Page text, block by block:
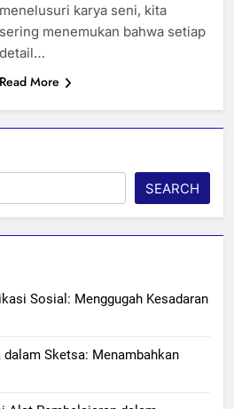
menelusuri karya seni, kita
sering menemukan bahwa setiap
detail…
Read More
SEARCH
Sosial: Menggugah Kesadaran
dalam Sketsa: Menambahkan